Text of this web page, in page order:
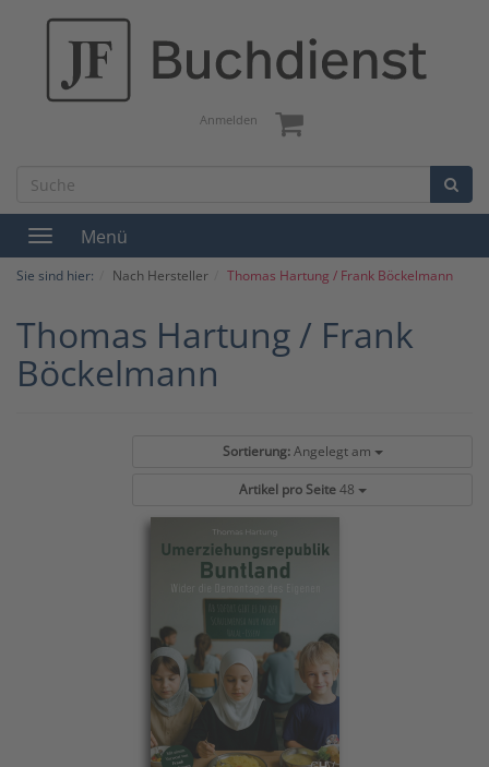
Anmelden
Toggle
navigation
Menü
Sie sind hier: Nach Hersteller Thomas Hartung / Frank Böckelmann
Thomas Hartung / Frank
Böckelmann
Sortierung: Angelegt am
Artikel pro Seite 48